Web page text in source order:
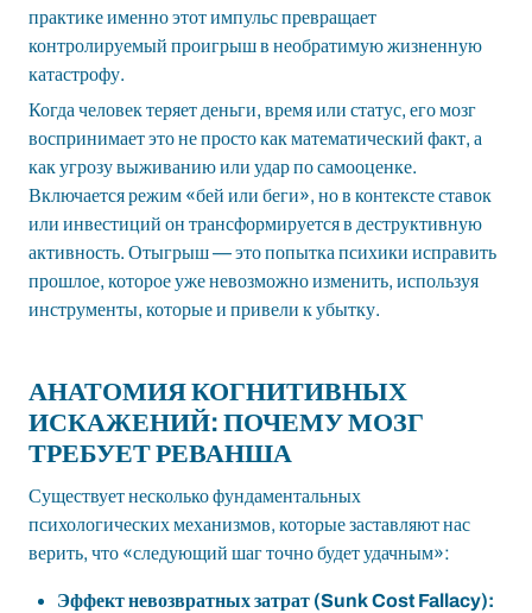
практике именно этот импульс превращает
контролируемый проигрыш в необратимую жизненную
катастрофу.
Когда человек теряет деньги, время или статус, его мозг
воспринимает это не просто как математический факт, а
как угрозу выживанию или удар по самооценке.
Включается режим «бей или беги», но в контексте ставок
или инвестиций он трансформируется в деструктивную
активность. Отыгрыш — это попытка психики исправить
прошлое, которое уже невозможно изменить, используя
инструменты, которые и привели к убытку.
АНАТОМИЯ КОГНИТИВНЫХ
ИСКАЖЕНИЙ: ПОЧЕМУ МОЗГ
ТРЕБУЕТ РЕВАНША
Существует несколько фундаментальных
психологических механизмов, которые заставляют нас
верить, что «следующий шаг точно будет удачным»:
Эффект невозвратных затрат (Sunk Cost Fallacy):